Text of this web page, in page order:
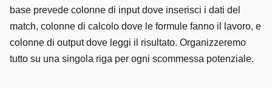
base prevede colonne di input dove inserisci i dati del
match, colonne di calcolo dove le formule fanno il lavoro, e
colonne di output dove leggi il risultato. Organizzeremo
tutto su una singola riga per ogni scommessa potenziale.